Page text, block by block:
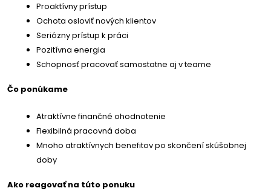
Proaktívny prístup
Ochota osloviť nových klientov
Seriózny prístup k práci
Pozitívna energia
Schopnosť pracovať samostatne aj v teame
Čo ponúkame
Atraktívne finančné ohodnotenie
Flexibilná pracovná doba
Mnoho atraktívnych benefitov po skončení skúšobnej
doby
Ako reagovať na túto ponuku